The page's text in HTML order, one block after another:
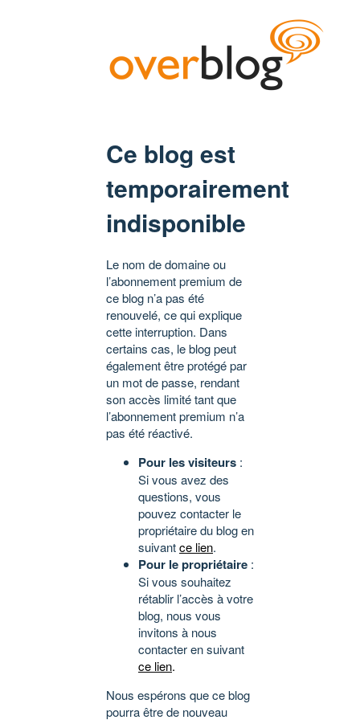
Ce blog est
temporairement
indisponible
Le nom de domaine ou
l’abonnement premium de
ce blog n’a pas été
renouvelé, ce qui explique
cette interruption. Dans
certains cas, le blog peut
également être protégé par
un mot de passe, rendant
son accès limité tant que
l’abonnement premium n’a
pas été réactivé.
Pour les visiteurs :
Si vous avez des
questions, vous
pouvez contacter le
propriétaire du blog en
suivantce lien.
Pour le propriétaire :
Si vous souhaitez
rétablir l’accès à votre
blog, nous vous
invitons à nous
contacter en suivant
ce lien.
Nous espérons que ce blog
pourra être de nouveau